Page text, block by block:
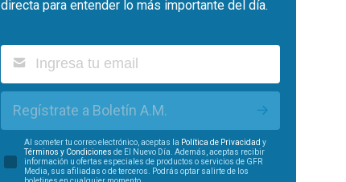
directa para entender lo más importante del día.
Regístrate a Boletín A.M.
Al someter tu correo electrónico, aceptas la Política de Privacidad y
Términos y Condiciones de El Nuevo Día. Además, aceptas recibir
información u ofertas especiales de productos o servicios de GFR
Media, sus afiliadas o de terceros. Podrás optar salirte de los